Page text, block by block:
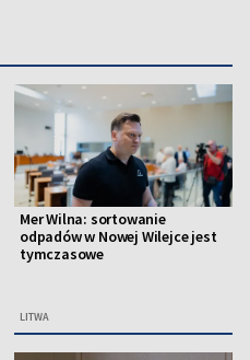
Mer Wilna: sortowanie
odpadów w Nowej Wilejce jest
tymczasowe
LITWA